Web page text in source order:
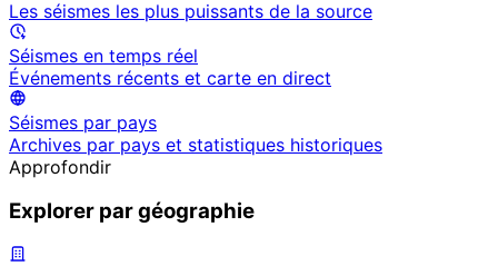
Les séismes les plus puissants de la source
Séismes en temps réel
Événements récents et carte en direct
Séismes par pays
Archives par pays et statistiques historiques
Approfondir
Explorer par géographie